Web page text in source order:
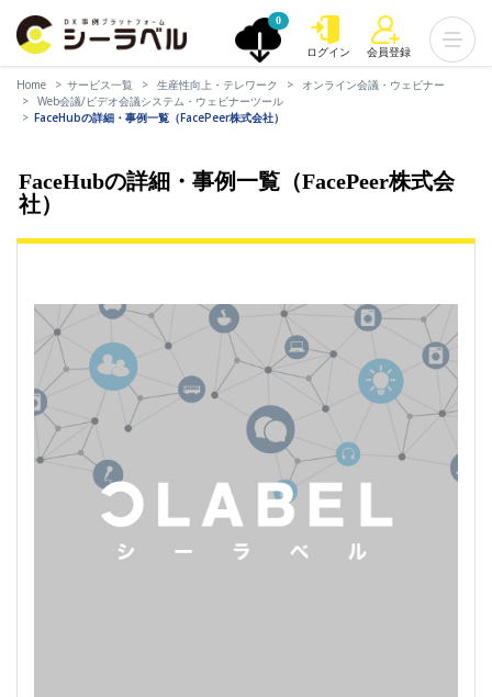
0
ログイン 会員登録
Home サービス一覧 生産性向上・テレワーク
オンライン会議・ウェビナー
Web会議/ビデオ会議システム・ウェビナーツール
FaceHubの詳細・事例一覧（FacePeer株式会社）
FaceHubの詳細・事例一覧（FacePeer株式会
社）